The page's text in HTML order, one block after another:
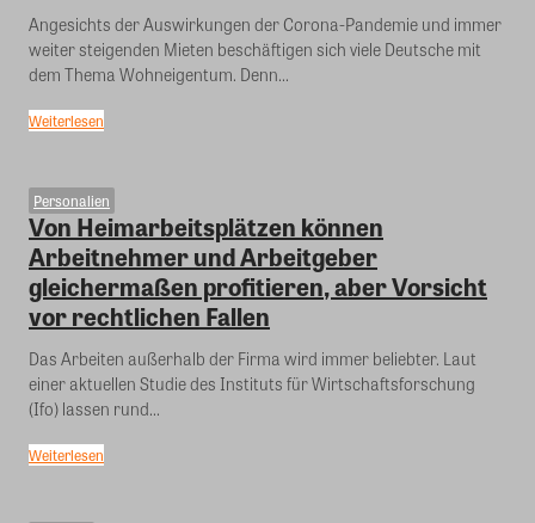
Angesichts der Auswirkungen der Corona-Pandemie und immer
weiter steigenden Mieten beschäftigen sich viele Deutsche mit
dem Thema Wohneigentum. Denn...
Weiterlesen
Personalien
Von Heimarbeitsplätzen können
Arbeitnehmer und Arbeitgeber
gleichermaßen profitieren, aber Vorsicht
vor rechtlichen Fallen
Das Arbeiten außerhalb der Firma wird immer beliebter. Laut
einer aktuellen Studie des Instituts für Wirtschaftsforschung
(Ifo) lassen rund...
Weiterlesen